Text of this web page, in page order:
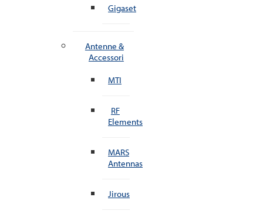
Gigaset
Antenne &
Accessori
MTI
RF
Elements
MARS
Antennas
Jirous